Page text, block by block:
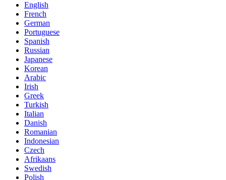
English
French
German
Portuguese
Spanish
Russian
Japanese
Korean
Arabic
Irish
Greek
Turkish
Italian
Danish
Romanian
Indonesian
Czech
Afrikaans
Swedish
Polish